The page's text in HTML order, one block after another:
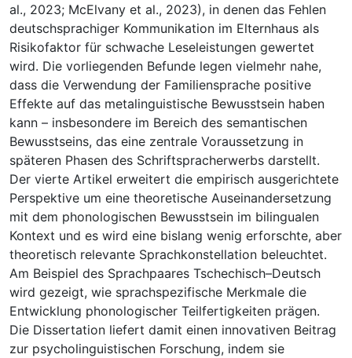
al., 2023; McElvany et al., 2023), in denen das Fehlen
deutschsprachiger Kommunikation im Elternhaus als
Risikofaktor für schwache Leseleistungen gewertet
wird. Die vorliegenden Befunde legen vielmehr nahe,
dass die Verwendung der Familiensprache positive
Effekte auf das metalinguistische Bewusstsein haben
kann – insbesondere im Bereich des semantischen
Bewusstseins, das eine zentrale Voraussetzung in
späteren Phasen des Schriftspracherwerbs darstellt.
Der vierte Artikel erweitert die empirisch ausgerichtete
Perspektive um eine theoretische Auseinandersetzung
mit dem phonologischen Bewusstsein im bilingualen
Kontext und es wird eine bislang wenig erforschte, aber
theoretisch relevante Sprachkonstellation beleuchtet.
Am Beispiel des Sprachpaares Tschechisch–Deutsch
wird gezeigt, wie sprachspezifische Merkmale die
Entwicklung phonologischer Teilfertigkeiten prägen.
Die Dissertation liefert damit einen innovativen Beitrag
zur psycholinguistischen Forschung, indem sie